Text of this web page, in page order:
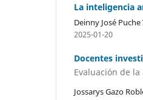
La inteligencia
Deinny José
2025-01-20
Docentes
Evaluación de
Jossarys Gazo